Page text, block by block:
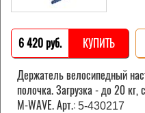
6 420 pуб. КУПИТЬ
Держатель велоcипедный
полочка. Загрузка - до 20 кг,
M-WAVE. Арт.: 5-430217